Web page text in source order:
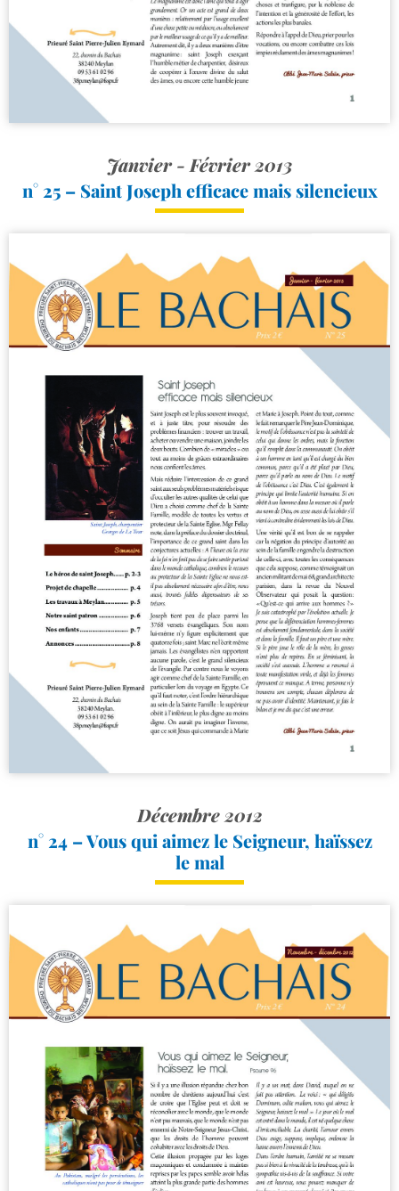
Janvier - Février 2013
n° 25 – Saint Joseph efficace mais silencieux
Décembre 2012
n° 24 – Vous qui aimez le Seigneur, haïssez
le mal